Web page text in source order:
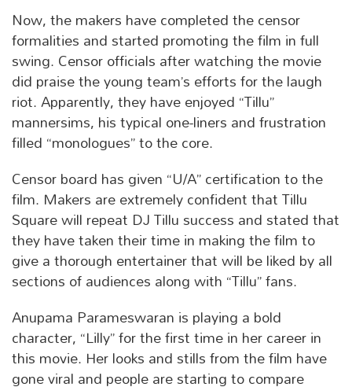
Now, the makers have completed the censor
formalities and started promoting the film in full
swing. Censor officials after watching the movie
did praise the young team’s efforts for the laugh
riot. Apparently, they have enjoyed “Tillu”
mannersims, his typical one-liners and frustration
filled “monologues” to the core.
Censor board has given “U/A” certification to the
film. Makers are extremely confident that Tillu
Square will repeat DJ Tillu success and stated that
they have taken their time in making the film to
give a thorough entertainer that will be liked by all
sections of audiences along with “Tillu” fans.
Anupama Parameswaran is playing a bold
character, “Lilly” for the first time in her career in
this movie. Her looks and stills from the film have
gone viral and people are starting to compare